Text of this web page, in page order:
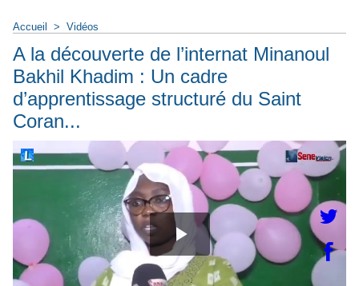
Accueil > Vidéos
A la découverte de l’internat Minanoul
Bakhil Khadim : Un cadre
d’apprentissage structuré du Saint
Coran...